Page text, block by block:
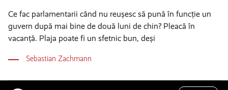
Ce fac parlamentarii când nu reușesc să pună în funcție un
guvern după mai bine de două luni de chin? Pleacă în
vacanță. Plaja poate fi un sfetnic bun, deși
Sebastian Zachmann